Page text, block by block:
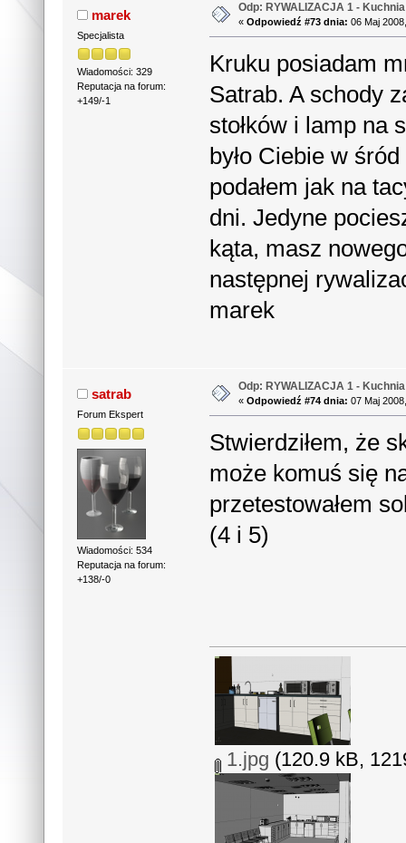
marek
Specjalista
Wiadomości: 329
Reputacja na forum:
+149/-1
Odp: RYWALIZACJA 1 -
«Odpowiedź #73 dnia: 06 Maj
Kruku posiadam
Satrab. A schody
stołków i lamp na
było Ciebie w
podałem jak na
dni. Jedyne
kąta, masz
następnej
marek
satrab
Forum Ekspert
Wiadomości: 534
Reputacja na forum:
+138/-0
Odp: RYWALIZACJA 1 -
«Odpowiedź #74 dnia: 07 Maj
Stwierdziłem, że
może komuś się
przetestowałem
(4 i 5)
1.jpg (120.9 kB,